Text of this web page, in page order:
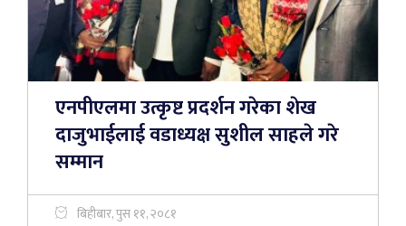
एनपीएलमा उत्कृष्ट प्रदर्शन गरेका शेख
दाजुभाईलाई वडाध्यक्ष सुशील साहले गरे
सम्मान
बिहीबार, पुस ११, २०८१